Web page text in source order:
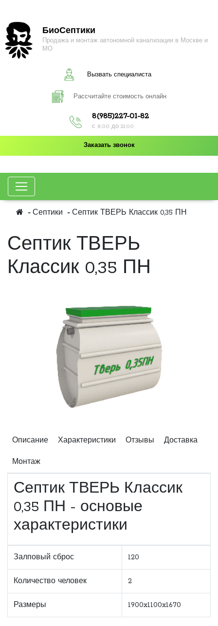
БиоСептики
Продажа и монтаж автономной канализации в Москве и
МО
Вызвать специалиста
Рассчитайте стоимость онлайн
8(985)227-01-82
с 8:00 до 21:00
Заказать звонок
Септики Септик ТВЕРЬ Классик 0,35 ПН
Септик ТВЕРЬ
Классик 0,35 ПН
Описание Характеристики Отзывы Доставка
Монтаж
Септик ТВЕРЬ Классик
0,35 ПН - основые
характеристики
Залповый сброс 120
Количество человек 2
Размеры 1900x1100x1670